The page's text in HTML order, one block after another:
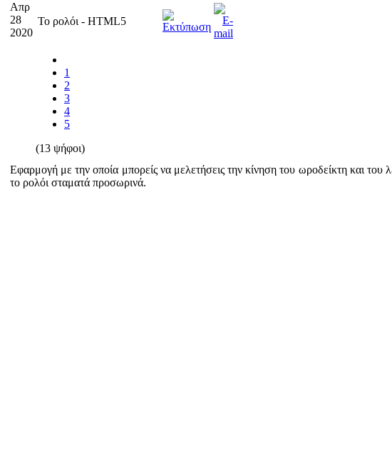
Απρ
28
2020
Το ρολόι - HTML5
1
2
3
4
5
(13 ψήφοι)
Εφαρμογή με την οποία μπορείς να μελετήσεις την κίνηση του ωροδείκτη και του
το ρολόι σταματά προσωρινά.